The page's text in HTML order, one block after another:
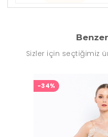
Sizler için seçtiğimiz
-34%